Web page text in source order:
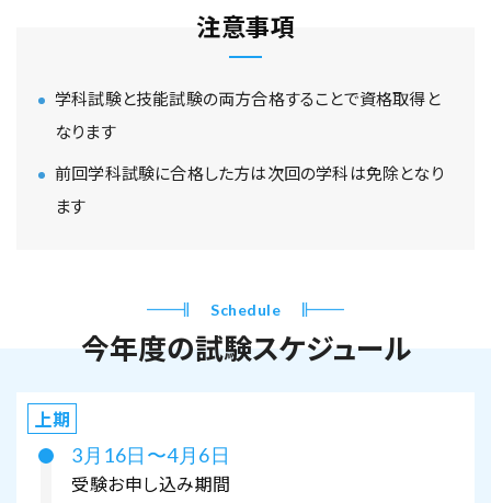
注意事項
学科試験と技能試験の両方合格することで資格取得と
なります
前回学科試験に合格した方は次回の学科は免除となり
ます
Schedule
今年度の試験スケジュール
上期
3月16日〜4月6日
受験お申し込み期間